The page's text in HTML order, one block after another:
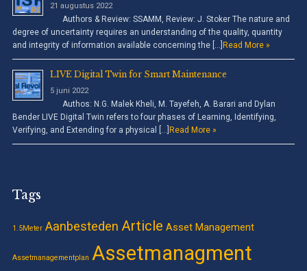
21 augustus 2022
Authors & Review: SSAMM, Review: J. Stoker The nature and
degree of uncertainty requires an understanding of the quality, quantity
and integrity of information available concerning the […] Read More »
LIVE Digital Twin for Smart Maintenance
5 juni 2022
Authos: N.G. Malek Kheli, M. Tayefeh, A. Barari and Dylan
Bender LIVE Digital Twin refers to four phases of Learning, Identifying,
Verifying, and Extending for a physical […] Read More »
Tags
1.5Meter Aanbesteden Article Asset Management
Assetmanagementplan Assetmanagment